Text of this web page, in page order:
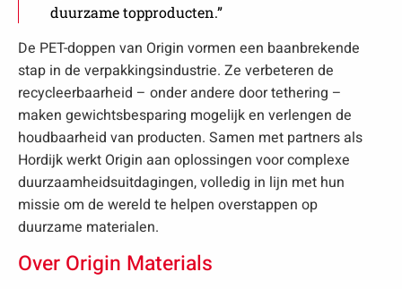
duurzame topproducten.”
De PET-doppen van Origin vormen een baanbrekende
stap in de verpakkingsindustrie. Ze verbeteren de
recycleerbaarheid – onder andere door tethering –
maken gewichtsbesparing mogelijk en verlengen de
houdbaarheid van producten. Samen met partners als
Hordijk werkt Origin aan oplossingen voor complexe
duurzaamheidsuitdagingen, volledig in lijn met hun
missie om de wereld te helpen overstappen op
duurzame materialen.
Over Origin Materials